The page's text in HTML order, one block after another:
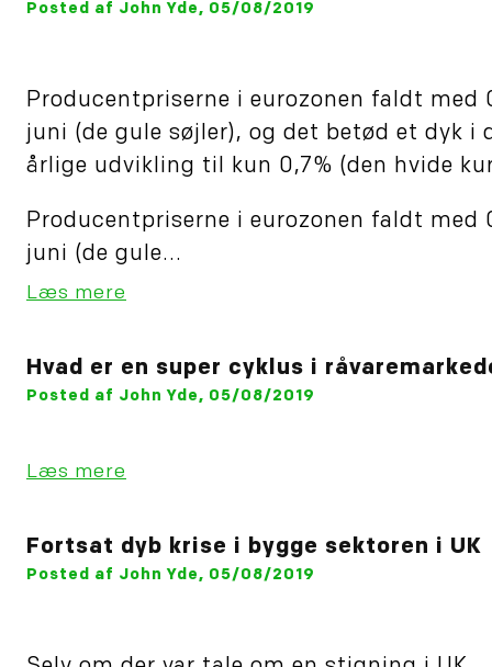
Posted af John Yde, 05/08/2019
Producentpriserne i eurozonen faldt med
juni (de gule søjler), og det betød et dyk i
årlige udvikling til kun 0,7% (den hvide
Producentpriserne i eurozonen faldt med
juni (de gule...
Læs mere
Hvad er en super cyklus i
Posted af John Yde, 05/08/2019
Læs mere
Fortsat dyb krise i bygge sektoren i UK
Posted af John Yde, 05/08/2019